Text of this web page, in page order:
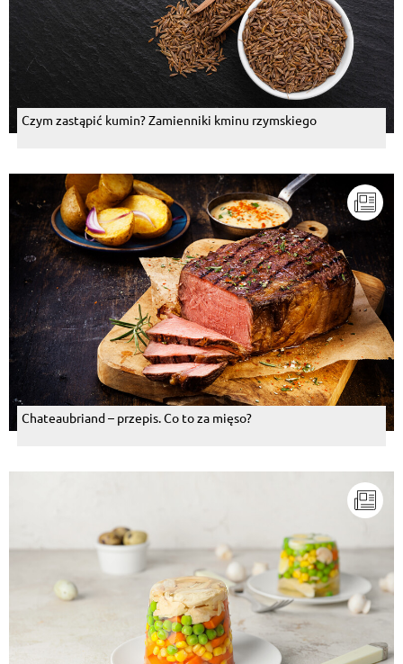
Czym zastąpić kumin? Zamienniki kminu rzymskiego
Chateaubriand – przepis. Co to za mięso?